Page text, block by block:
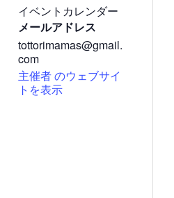
イベントカレンダー
メールアドレス
tottorimamas@gmail.
com
主催者 のウェブサイ
トを表示